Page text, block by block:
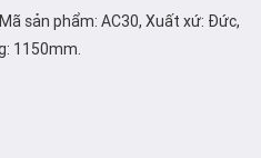
sản phẩm: AC30, Xuất xứ: Đức,
1150mm.